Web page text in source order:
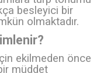
besleyici bir
olmaktadır.
ekilmeden önce
müddet